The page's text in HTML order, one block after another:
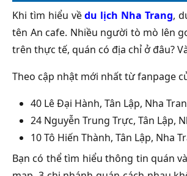
Khi tìm hiểu vềdu lịch Nha Trang,
tên An cafe. Nhiều người tò mò lên
trên thực tế, quán có địa chỉ ở đâu?
Theo cập nhật mới nhất từ fanpage
40 Lê Đại Hành, Tân Lập, Nha
24 Nguyễn Trung Trực, Tân Lập,
10 Tô Hiến Thành, Tân Lập, Nha
Bạn có thể tìm hiểu thông tin quán